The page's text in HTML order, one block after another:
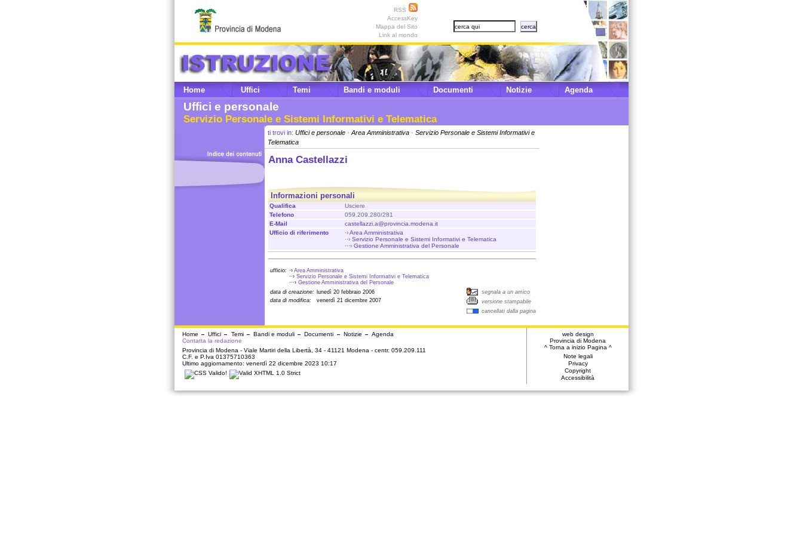
RSS
AccessKey
Mappa del Sito
Link al mondo
Home Uffici Temi Bandi e moduli Documenti Notizie Agenda
Uffici e personale
Servizio Personale e Sistemi Informativi e Telematica
ti trovi in: Uffici e personale · Area Amministrativa · Servizio Personale e Sistemi Informativi e
Telematica
Anna Castellazzi
Informazioni personali
Qualifica
Usciere
Telefono
059.209.280/281
E-Mail
castellazzi.a@provincia.modena.it
Ufficio di riferimento
·›Area Amministrativa
··› Servizio Personale e Sistemi Informativi e Telematica
···› Gestione Amministrativa del Personale
ufficio: ·› Area Amministrativa
··› Servizio Personale e Sistemi Informativi e Telematica
···› Gestione Amministrativa del Personale
data di creazione:
lunedì 20 febbraio 2006
data di modifica:
venerdì 21 dicembre 2007
segnala a un amico
versione stampabile
cancellati dalla pagina
Home Uffici Temi Bandi e moduli Documenti Notizie
Agenda
Contatta la redazione
Provincia di Modena - Viale Martiri della Libertà, 34 - 41121 Modena - centr. 059.209.111
C.F. e P.Iva 01375710363
Ultimo aggiornamento: venerdì 22 dicembre 2023 10:17
web design
Provincia di Modena
^ Torna a inizio Pagina ^
Note legali
Privacy
Copyright
Accessibilità